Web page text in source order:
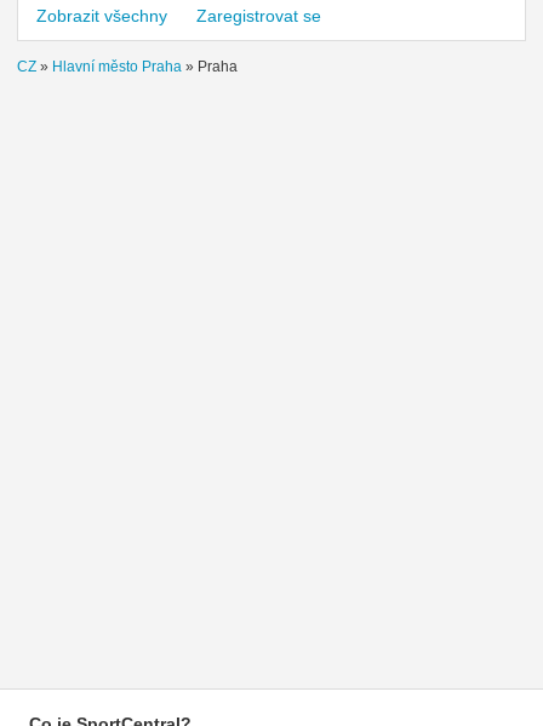
Zobrazit všechny Zaregistrovat se
CZ » Hlavní město Praha » Praha